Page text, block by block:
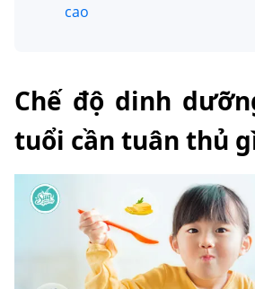
cao
Chế độ dinh
tuổi cần tuân thủ